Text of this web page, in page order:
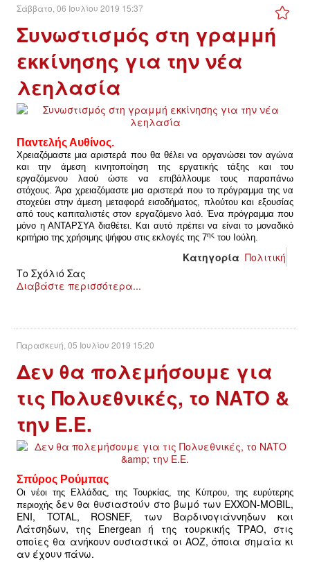
Σάββατο, 06 Ιουλίου 2019 15:37
Συνωστισμός στη γραμμή
εκκίνησης για την νέα
λεηλασία
Παντελής Αυθίνος.
Χρειαζόμαστε μια αριστερά που θα θέλει να οργανώσει τον αγώνα
και την άμεση κινητοποίηση της εργατικής τάξης και του
εργαζόμενου λαού ώστε να επιβάλλουμε τους παραπάνω
στόχους. Άρα χρειαζόμαστε μια αριστερά που το πρόγραμμα της να
στοχεύει στην άμεση μεταφορά εισοδήματος, πλούτου και εξουσίας
από τους καπιταλιστές στον εργαζόμενο λαό. Ένα πρόγραμμα που
μόνο η ΑΝΤΑΡΣΥΑ διαθέτει. Και αυτό πρέπει να είναι το μοναδικό
κριτήριο της χρήσιμης ψήφου στις εκλογές της 7ης του Ιούλη.
Κατηγορία Πολιτική
Το Σχόλιό Σας
Διαβάστε περισσότερα...
Παρασκευή, 05 Ιουλίου 2019 15:20
Δεν θα πολεμήσουμε για
τις Πολυεθνικές, το ΝΑΤΟ &
την Ε.Ε.
Σπύρος Ρούμπας
Οι νέοι της Ελλάδας, της Τουρκίας, της Κύπρου, της ευρύτερης
περιοχής δεν θα θυσιαστούν στο βωμό των EXXON-MOBIL,
ENI, TOTAL, ROSNEF, των Βαρδινογιάννηδων και
Λάτσηδων, της Energean ή της τουρκικής ΤΡΑΟ, στις
οποίες θα ανήκουν ουσιαστικά οι ΑΟΖ, όποια σημαία κι
αν έχουν πάνω.